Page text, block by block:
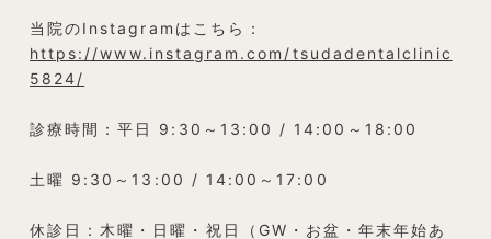
当院のInstagramはこちら：
https://www.instagram.com/tsudadentalclinic
5824/
診療時間：平日 9:30～13:00 / 14:00～18:00
土曜 9:30～13:00 / 14:00～17:00
休診日：木曜・日曜・祝日（GW・お盆・年末年始あ